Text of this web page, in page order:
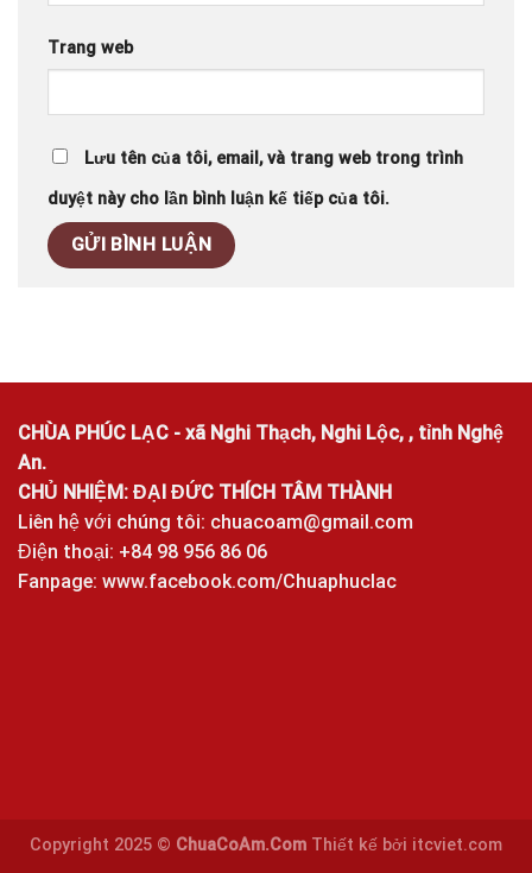
Trang web
Lưu tên của tôi, email, và trang web trong trình
duyệt này cho lần bình luận kế tiếp của tôi.
CHÙA PHÚC LẠC - xã Nghi Thạch, Nghi Lộc, , tỉnh Nghệ
An.
CHỦ NHIỆM: ĐẠI ĐỨC THÍCH TÂM THÀNH
Liên hệ với chúng tôi: chuacoam@gmail.com
Điện thoại: +84 98 956 86 06
Fanpage: www.facebook.com/Chuaphuclac
Copyright 2025 © ChuaCoAm.Com Thiết kế bởi itcviet.com